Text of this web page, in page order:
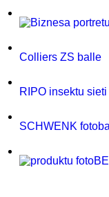
Colliers ZS balle
RIPO insektu sieti
SCHWENK